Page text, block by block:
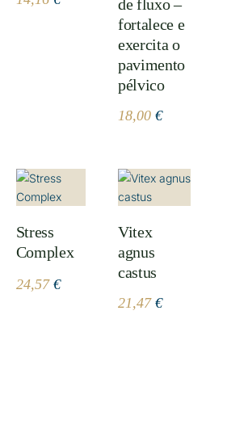
de fluxo –
fortalece e
exercita o
pavimento
pélvico
18,00 €
Stress
Complex
24,57 €
Vitex
agnus
castus
21,47 €